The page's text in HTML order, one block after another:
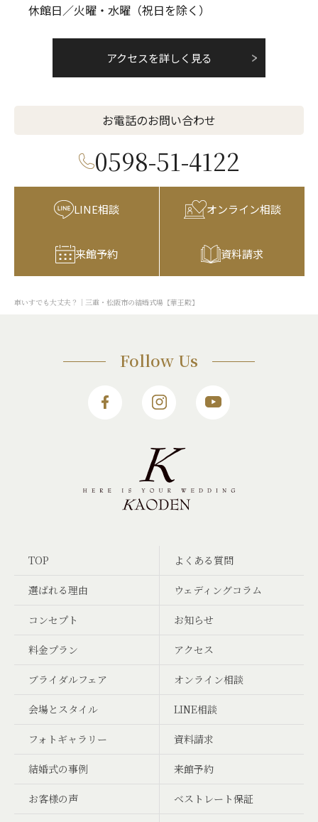
休館日／火曜・水曜（祝日を除く）
アクセスを詳しく見る
お電話のお問い合わせ
0598-51-4122
LINE相談 オンライン相談
来館予約 資料請求
車いすでも大丈夫？｜三重・松阪市の結婚式場【華王殿】
Follow Us
TOP
選ばれる理由
コンセプト
料金プラン
ブライダルフェア
会場とスタイル
フォトギャラリー
結婚式の事例
お客様の声
よくある質問
ウェディングコラム
お知らせ
アクセス
オンライン相談
LINE相談
資料請求
来館予約
ベストレート保証